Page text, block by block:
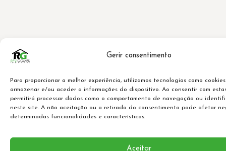
Gerir consentimento
Para proporcionar a melhor experiência, utilizamos tecnologias como
armazenar e/ou aceder a informações do dispositivo. Ao consentir com
permitirá processar dados como o comportamento de navegação ou
neste site. A não aceitação ou a retirada do consentimento pode afetar
determinadas funcionalidades e características.
Aceitar